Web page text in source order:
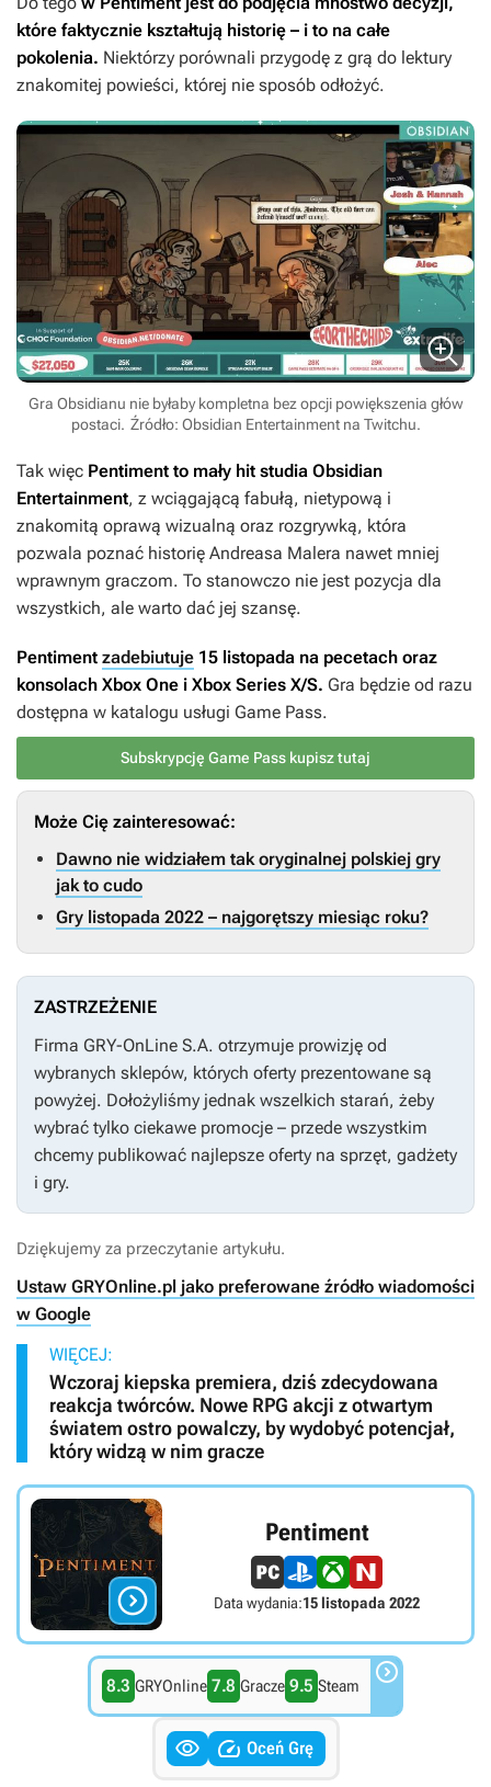
które faktycznie kształtują historię – i to na całe
pokolenia. Niektórzy porównali przygodę z grą do lektury
znakomitej powieści, której nie sposób odłożyć.
Gra Obsidianu nie byłaby kompletna bez opcji powiększenia głów
postaci. Źródło: Obsidian Entertainment na Twitchu.
Tak więc Pentiment to mały hit studia Obsidian
Entertainment, z wciągającą fabułą, nietypową i
znakomitą oprawą wizualną oraz rozgrywką, która
pozwala poznać historię Andreasa Malera nawet mniej
wprawnym graczom. To stanowczo nie jest pozycja dla
wszystkich, ale warto dać jej szansę.
Pentiment zadebiutuje 15 listopada na pecetach oraz
konsolach Xbox One i Xbox Series X/S. Gra będzie od razu
dostępna w katalogu usługi Game Pass.
Subskrypcję Game Pass kupisz tutaj
Może Cię zainteresować:
Dawno nie widziałem tak oryginalnej polskiej gry
jak to cudo
Gry listopada 2022 – najgorętszy miesiąc roku?
ZASTRZEŻENIE
Firma GRY-OnLine S.A. otrzymuje prowizję od
wybranych sklepów, których oferty prezentowane są
powyżej. Dołożyliśmy jednak wszelkich starań, żeby
wybrać tylko ciekawe promocje – przede wszystkim
chcemy publikować najlepsze oferty na sprzęt, gadżety
i gry.
Dziękujemy za przeczytanie artykułu.
Ustaw GRYOnline.pl jako preferowane źródło wiadomości
w Google
WIĘCEJ:
Wczoraj kiepska premiera, dziś zdecydowana
reakcja twórców. Nowe RPG akcji z otwartym
światem ostro powalczy, by wydobyć potencjał,
który widzą w nim gracze

Pentiment
Data wydania:15 listopada 2022
8.3 GRYOnline 7.8 Gracze 9.5 Steam 
  Oceń Grę